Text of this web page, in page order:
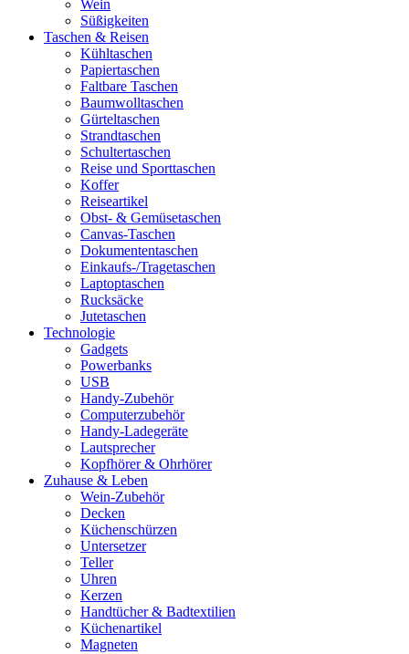
Wein
Süßigkeiten
Taschen & Reisen
Kühltaschen
Papiertaschen
Faltbare Taschen
Baumwolltaschen
Gürteltaschen
Strandtaschen
Schultertaschen
Reise und Sporttaschen
Koffer
Reiseartikel
Obst- & Gemüsetaschen
Canvas-Taschen
Dokumententaschen
Einkaufs-/Tragetaschen
Laptoptaschen
Rucksäcke
Jutetaschen
Technologie
Gadgets
Powerbanks
USB
Handy-Zubehör
Computerzubehör
Handy-Ladegeräte
Lautsprecher
Kopfhörer & Ohrhörer
Zuhause & Leben
Wein-Zubehör
Decken
Küchenschürzen
Untersetzer
Teller
Uhren
Kerzen
Handtücher & Badtextilien
Küchenartikel
Magneten